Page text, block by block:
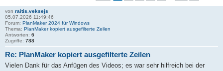
von raitis.veksejs
05.07.2026 11:49:46
Forum: PlanMaker 2024 für Windows
Thema: PlanMaker kopiert ausgefilterte Zeilen
Antworten: 6
Zugriffe: 788
Re: PlanMaker kopiert ausgefilterte Zeilen
Vielen Dank für das Anfügen des Videos; es war sehr hilfreich bei der